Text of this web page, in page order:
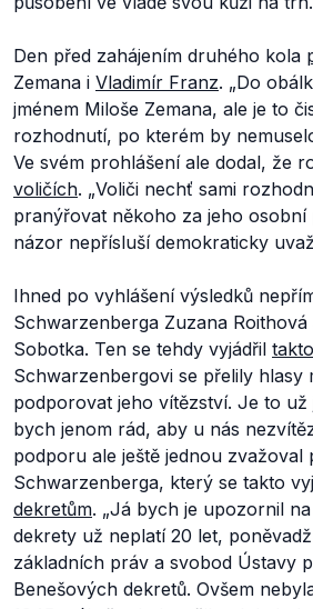
Den před zahájením druhého kola
Zemana i Vladimír Franz. „Do
jménem Miloše Zemana, ale je to
rozhodnutí, po kterém by
Ve svém prohlášení ale dodal, že
voličích. „Voliči nechť sami
pranýřovat někoho za jeho osobní
názor nepřísluší demokraticky
Ihned po vyhlášení výsledků
Schwarzenberga Zuzana
Sobotka. Ten se tehdy vyjádřil takto
Schwarzenbergovi se přelily hlasy
podporovat jeho vítězství. Je to už
bych jenom rád, aby u nás
podporu ale ještě jednou
Schwarzenberga, který se takto
dekretům. „Já bych je upozornil
dekrety už neplatí 20 let,
základních práv a svobod Ústavy
Benešových dekretů. Ovšem